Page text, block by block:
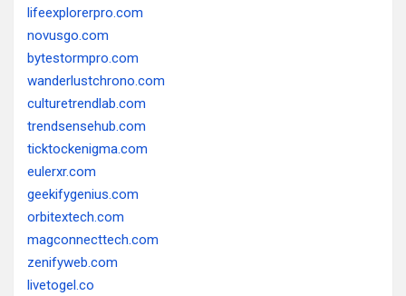
lifeexplorerpro.com
novusgo.com
bytestormpro.com
wanderlustchrono.com
culturetrendlab.com
trendsensehub.com
ticktockenigma.com
eulerxr.com
geekifygenius.com
orbitextech.com
magconnecttech.com
zenifyweb.com
livetogel.co